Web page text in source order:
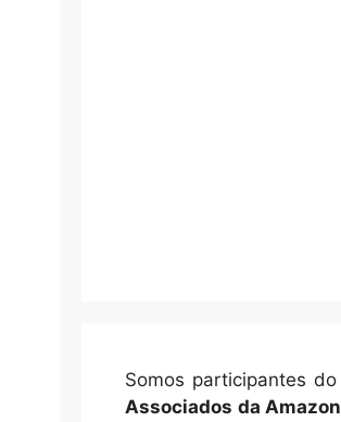
Somos participantes do
Associados da Amazon